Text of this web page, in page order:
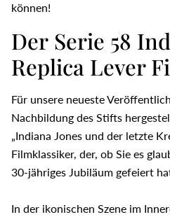
können!
Der Serie 58
Replica Lever
Für unsere neueste
Nachbildung des Stifts
„Indiana Jones und der letzte
Filmklassiker, der, ob Sie es
30-jähriges Jubiläum gefeiert
In der ikonischen Szene im